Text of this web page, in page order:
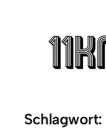
Schlagwort: